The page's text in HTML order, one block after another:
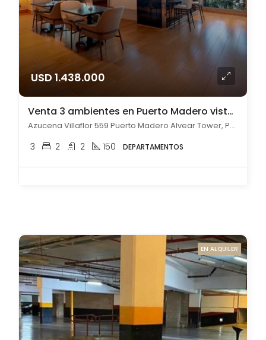
USD 1.438.000
Venta 3 ambientes en Puerto Madero vista al rio con cochera
Azucena Villaflor 559 Puerto Madero Alvear Tower, Puerto Madero, Capital Federal
3 2 2 150 DEPARTAMENTOS
EN ALQUILER